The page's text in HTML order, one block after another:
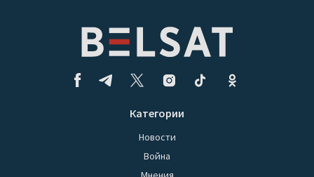
Категории
Новости
Война